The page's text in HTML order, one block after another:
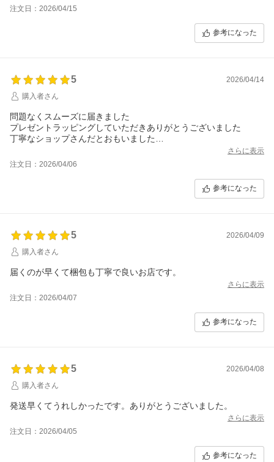
注文日：2026/04/15
参考になった
5
2026/04/14
購入者さん
問題なくスムーズに届きました
プレゼントラッピングしていただきありがとうございました
丁寧なショップさんだとおもいました
さらに表示
注文日：2026/04/06
参考になった
5
2026/04/09
購入者さん
届くのが早くて梱包も丁寧で良いお店です。
さらに表示
注文日：2026/04/07
参考になった
5
2026/04/08
購入者さん
発送早くてうれしかったです。ありがとうございました。
さらに表示
注文日：2026/04/05
参考になった